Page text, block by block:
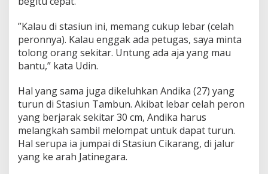
a
n
”Kalau di stasiun ini, memang cukup lebar (celah
peronnya). Kalau enggak ada petugas, saya minta
tolong orang sekitar. Untung ada aja yang mau
bantu,” kata Udin.
Hal yang sama juga dikeluhkan Andika (27) yang
turun di Stasiun Tambun. Akibat lebar celah peron
yang berjarak sekitar 30 cm, Andika harus
melangkah sambil melompat untuk dapat turun.
Hal serupa ia jumpai di Stasiun Cikarang, di jalur
yang ke arah Jatinegara.